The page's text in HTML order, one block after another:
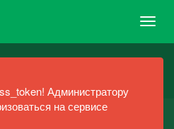
Администратору
на сервисе